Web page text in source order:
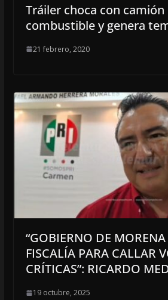
Tráiler choca con camión
combustible y genera
21 febrero, 2020
“GOBIERNO DE
FISCALÍA PARA CALLAR
CRÍTICAS”: RICARDO
19 octubre, 2025